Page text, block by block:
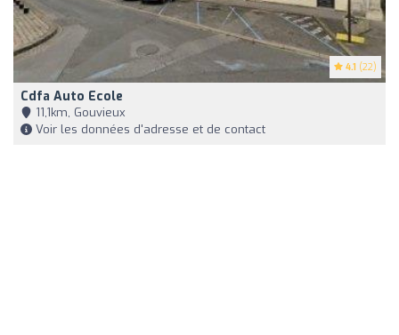
4.1 (22)
Cdfa Auto Ecole
11,1km, Gouvieux
Voir les données d'adresse et de contact